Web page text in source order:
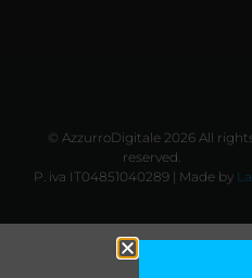
© AzzurroDigitale 2026 All
reserved.
P. iva IT04851040289 | Made by